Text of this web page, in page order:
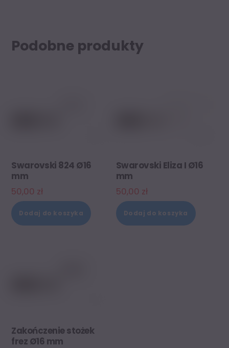
Podobne produkty
Swarovski 824 Ø16
mm
50,00 zł
Dodaj do koszyka
Swarovski Eliza I Ø16
mm
50,00 zł
Dodaj do koszyka
Zakończenie stożek
frez Ø16 mm